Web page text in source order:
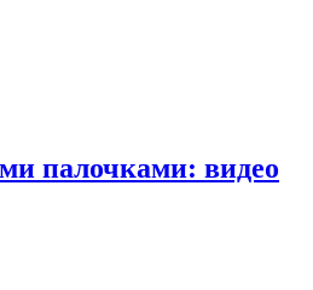
палочками: видео